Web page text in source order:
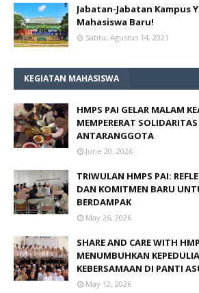
Jabatan-Jabatan Kampus
Mahasiswa Baru!
Sabtu, Agustus 14, 2021
KEGIATAN MAHASISWA
HMPS PAI GELAR MALAM
MEMPERERAT
ANTARANGGOTA
June 20, 2026
TRIWULAN HMPS PAI:
DAN KOMITMEN BARU
BERDAMPAK
May 26, 2026
SHARE AND CARE WITH
MENUMBUHKAN
KEBERSAMAAN DI PANTI
May 12, 2026